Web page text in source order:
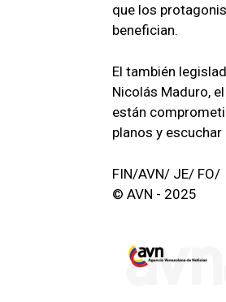
que los
benefician.
El también
Nicolás Maduro,
están
planos y
FIN/AVN/ JE/ FO/
© AVN - 2025